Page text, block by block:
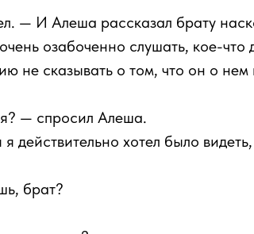
— И Алеша рассказал брату
озабоченно слушать, кое-что
не сказывать о том, что он о
— спросил Алеша.
действительно хотел было
брат?